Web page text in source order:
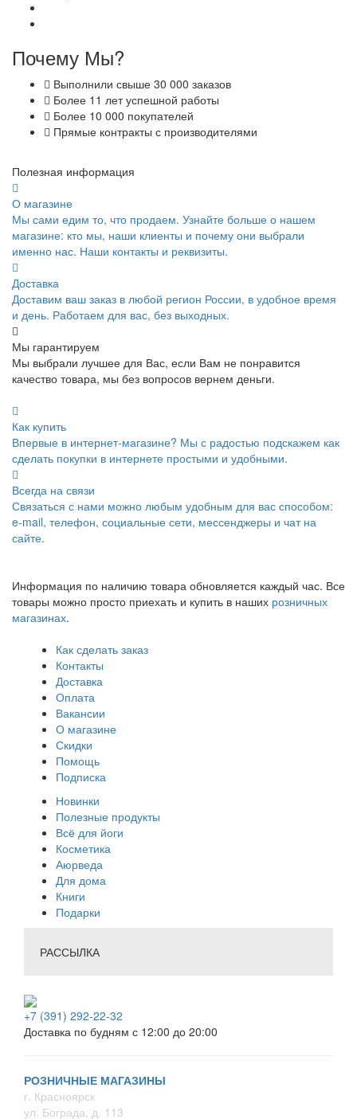
Почему Мы?
Выполнили свыше 30 000 заказов
Более 11 лет успешной работы
Более 10 000 покупателей
Прямые контракты с производителями
Полезная информация
О магазине
Мы сами едим то, что продаем. Узнайте больше о нашем
магазине: кто мы, наши клиенты и почему они выбрали
именно нас. Наши контакты и реквизиты.
Доставка
Доставим ваш заказ в любой регион России, в удобное время
и день. Работаем для вас, без выходных.
Мы гарантируем
Мы выбрали лучшее для Вас, если Вам не понравится
качество товара, мы без вопросов вернем деньги.
Как купить
Впервые в интернет-магазине? Мы с радостью подскажем как
сделать покупки в интернете простыми и удобными.
Всегда на связи
Связаться с нами можно любым удобным для вас способом:
e-mail, телефон, социальные сети, мессенджеры и чат на
сайте.
Информация по наличию товара обновляется каждый час. Все
товары можно просто приехать и купить в наших розничных
магазинах.
Как сделать заказ
Контакты
Доставка
Оплата
Вакансии
О магазине
Скидки
Помощь
Подписка
Новинки
Полезные продукты
Всё для йоги
Косметика
Аюрведа
Для дома
Книги
Подарки
РАССЫЛКА
+7 (391) 292-22-32
Доставка по будням с 12:00 до 20:00
РОЗНИЧНЫЕ МАГАЗИНЫ
г. Красноярск
ул. Бограда, д. 113